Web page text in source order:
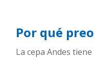
Por qué
La cepa Andes